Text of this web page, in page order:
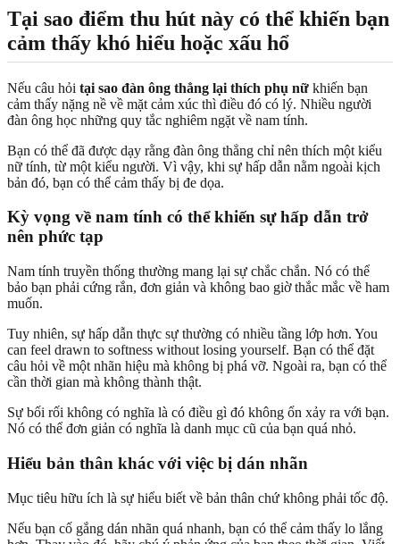
Tại sao điểm thu hút này có thể khiến bạn
cảm thấy khó hiểu hoặc xấu hổ
Nếu câu hỏi tại sao đàn ông thẳng lại thích phụ nữ khiến bạn
cảm thấy nặng nề về mặt cảm xúc thì điều đó có lý. Nhiều người
đàn ông học những quy tắc nghiêm ngặt về nam tính.
Bạn có thể đã được dạy rằng đàn ông thẳng chỉ nên thích một kiểu
nữ tính, từ một kiểu người. Vì vậy, khi sự hấp dẫn nằm ngoài kịch
bản đó, bạn có thể cảm thấy bị đe dọa.
Kỳ vọng về nam tính có thể khiến sự hấp dẫn trở
nên phức tạp
Nam tính truyền thống thường mang lại sự chắc chắn. Nó có thể
bảo bạn phải cứng rắn, đơn giản và không bao giờ thắc mắc về ham
muốn.
Tuy nhiên, sự hấp dẫn thực sự thường có nhiều tầng lớp hơn. You
can feel drawn to softness without losing yourself. Bạn có thể đặt
câu hỏi về một nhãn hiệu mà không bị phá vỡ. Ngoài ra, bạn có thể
cần thời gian mà không thành thật.
Sự bối rối không có nghĩa là có điều gì đó không ổn xảy ra với bạn.
Nó có thể đơn giản có nghĩa là danh mục cũ của bạn quá nhỏ.
Hiểu bản thân khác với việc bị dán nhãn
Mục tiêu hữu ích là sự hiểu biết về bản thân chứ không phải tốc độ.
Nếu bạn cố gắng dán nhãn quá nhanh, bạn có thể cảm thấy lo lắng